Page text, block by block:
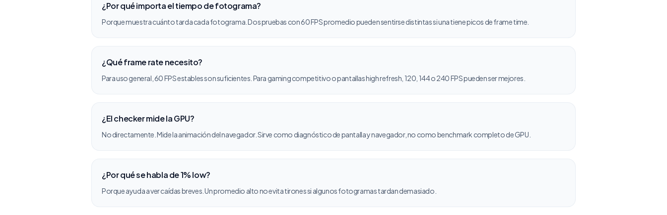
¿Por qué importa el tiempo de fotograma?
Porque muestra cuánto tarda cada fotograma. Dos pruebas con 60 FPS promedio pueden sentirse distintas si una tiene picos de frame time.
¿Qué frame rate necesito?
Para uso general, 60 FPS estables son suficientes. Para gaming competitivo o pantallas high refresh, 120, 144 o 240 FPS pueden ser mejores.
¿El checker mide la GPU?
No directamente. Mide la animación del navegador. Sirve como diagnóstico de pantalla y navegador, no como benchmark completo de GPU.
¿Por qué se habla de 1% low?
Porque ayuda a ver caídas breves. Un promedio alto no evita tirones si algunos fotogramas tardan demasiado.